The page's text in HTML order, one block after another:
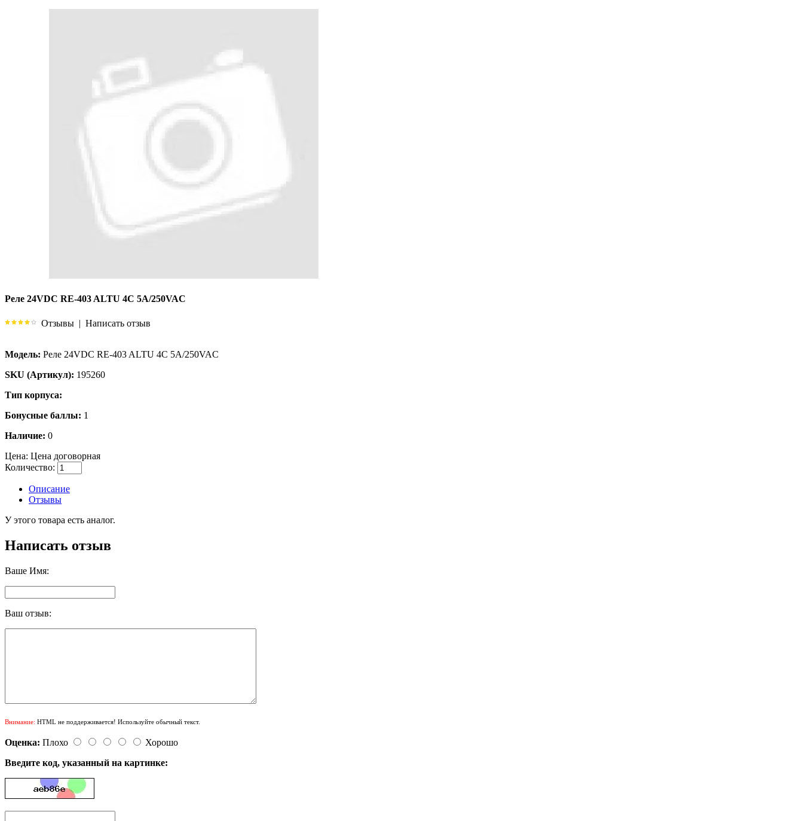
Реле 24VDC RE-403 ALTU 4C 5A/250VAC
Отзывы | Написать отзыв
Модель: Реле 24VDC RE-403 ALTU 4C 5A/250VAC
SKU (Артикул): 195260
Тип корпуса:
Бонусные баллы: 1
Наличие: 0
Цена: Цена договорная
Количество:
Описание
Отзывы
У этого товара есть аналог.
Написать отзыв
Ваше Имя:
Ваш отзыв:
Внимание: HTML не поддерживается! Используйте обычный текст.
Оценка: Плохо
Хорошо
Введите код, указанный на картинке: